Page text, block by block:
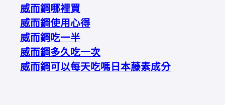
威而鋼哪裡買
威而鋼使用心得
威而鋼吃一半
威而鋼多久吃一次
威而鋼可以每天吃嗎 日本藤素成分